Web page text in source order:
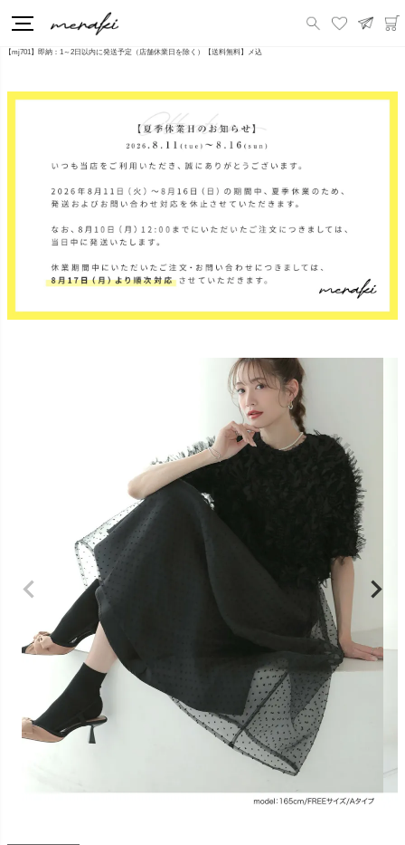
HOME
新商品
【mj701】即納：1～2日以内に発送予定（店舗休業日を除く）【送料無料】メ込